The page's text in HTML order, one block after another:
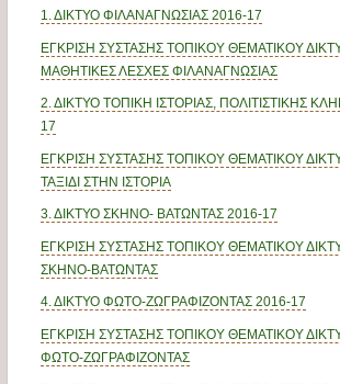
1. ΔΙΚΤΥΟ ΦΙΛΑΝΑΓΝΩΣΙΑΣ 2016-17
ΕΓΚΡΙΣΗ ΣΥΣΤΑΣΗΣ ΤΟΠΙΚΟΥ ΘΕΜΑΤΙΚΟΥ
ΜΑΘΗΤΙΚΕΣ ΛΕΣΧΕΣ ΦΙΛΑΝΑΓΝΩΣΙΑΣ
2. ΔΙΚΤΥΟ ΤΟΠΙΚΗ ΙΣΤΟΡΙΑΣ, ΠΟΛΙΤΙΣΤΙΚΗΣ
17
ΕΓΚΡΙΣΗ ΣΥΣΤΑΣΗΣ ΤΟΠΙΚΟΥ ΘΕΜΑΤΙΚΟΥ
ΤΑΞΙΔΙ ΣΤΗΝ ΙΣΤΟΡΙΑ
3. ΔΙΚΤΥΟ ΣΚΗΝΟ- ΒΑΤΩΝΤΑΣ 2016-17
ΕΓΚΡΙΣΗ ΣΥΣΤΑΣΗΣ ΤΟΠΙΚΟΥ ΘΕΜΑΤΙΚΟΥ
ΣΚΗΝΟ-ΒΑΤΩΝΤΑΣ
4. ΔΙΚΤΥΟ ΦΩΤΟ-ΖΩΓΡΑΦΙΖΟΝΤΑΣ 2016-17
ΕΓΚΡΙΣΗ ΣΥΣΤΑΣΗΣ ΤΟΠΙΚΟΥ ΘΕΜΑΤΙΚΟΥ
ΦΩΤΟ-ΖΩΓΡΑΦΙΖΟΝΤΑΣ